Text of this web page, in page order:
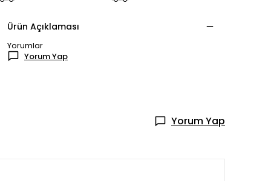
Ürün Açıklaması
Yorumlar
Yorum Yap
Yorum Yap